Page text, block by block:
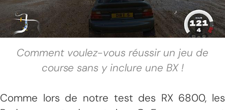
Comment voulez-vous réussir un jeu de
course sans y inclure une BX !
Comme lors de notre test des RX 6800, les